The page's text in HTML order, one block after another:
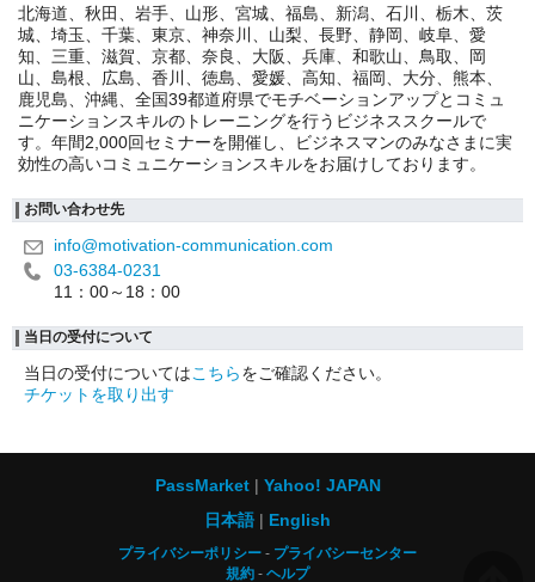
北海道、秋田、岩手、山形、宮城、福島、新潟、石川、栃木、茨
城、埼玉、千葉、東京、神奈川、山梨、長野、静岡、岐阜、愛
知、三重、滋賀、京都、奈良、大阪、兵庫、和歌山、鳥取、岡
山、島根、広島、香川、徳島、愛媛、高知、福岡、大分、熊本、
鹿児島、沖縄、全国39都道府県でモチベーションアップとコミュ
ニケーションスキルのトレーニングを行うビジネススクールで
す。年間2,000回セミナーを開催し、ビジネスマンのみなさまに実
効性の高いコミュニケーションスキルをお届けしております。
お問い合わせ先
info@motivation-communication.com
03-6384-0231
11：00～18：00
当日の受付について
当日の受付についてはこちらをご確認ください。
チケットを取り出す
PassMarket
Yahoo! JAPAN
日本語
English
プライバシーポリシー
プライバシーセンター
規約
ヘルプ